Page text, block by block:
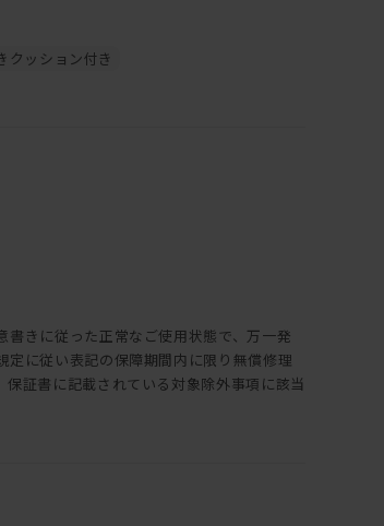
クッション付き
書きに従った正常なご使用状態で、万一発
に従い表記の保障期間内に限り無償修理
証書に記載されている対象除外事項に該当